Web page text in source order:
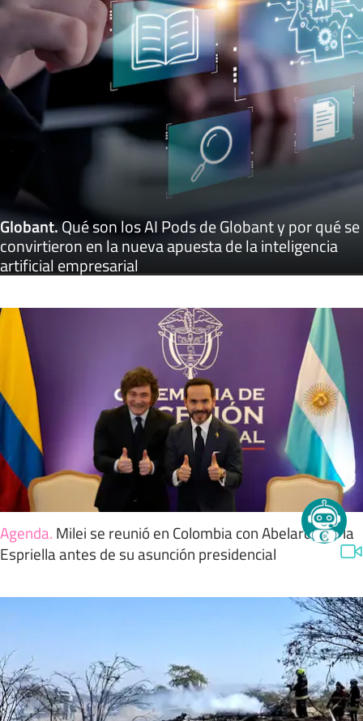
Globant.Qué son los AI Pods de Globant y por qué se
convirtieron en la nueva apuesta de la inteligencia
artificial empresarial
Agenda. Milei se reunió en Colombia con Abelardo de la
Espriella antes de su asunción presidencial